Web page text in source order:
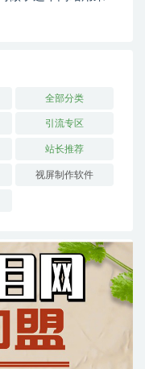
全部分类
引流专区
站长推荐
视屏制作软件